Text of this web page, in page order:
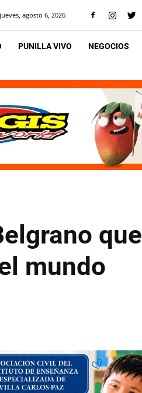
jueves, agosto 6, 2026
PUNILLA VIVO NEGOCIOS
que
mundo